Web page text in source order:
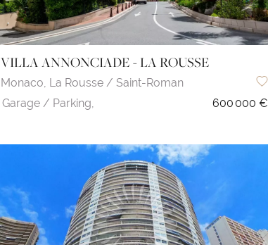
VILLA ANNONCIADE - LA ROUSSE
Monaco, La Rousse / Saint-Roman
Garage / Parking,
600 000 €